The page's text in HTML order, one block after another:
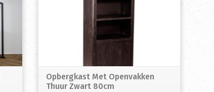
Opbergkast Met Openvakken
Thuur Zwart 80cm